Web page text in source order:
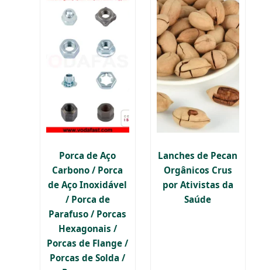
Porca de Aço
Carbono / Porca
de Aço Inoxidável
/ Porca de
Parafuso / Porcas
Hexagonais /
Porcas de Flange /
Porcas de Solda /
Lanches de Pecan
Orgânicos Crus
por Ativistas da
Saúde